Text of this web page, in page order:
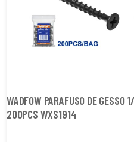
WADFOW PARAFUSO DE GESSO
200PCS WXS1914